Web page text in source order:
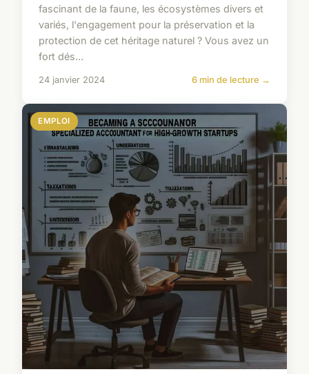
fascinant de la faune, les écosystèmes divers et
variés, l'engagement pour la préservation et la
protection de cet héritage naturel ? Vous avez un
fort dés...
24 janvier 2024 6 min de lecture →
EMPLOI